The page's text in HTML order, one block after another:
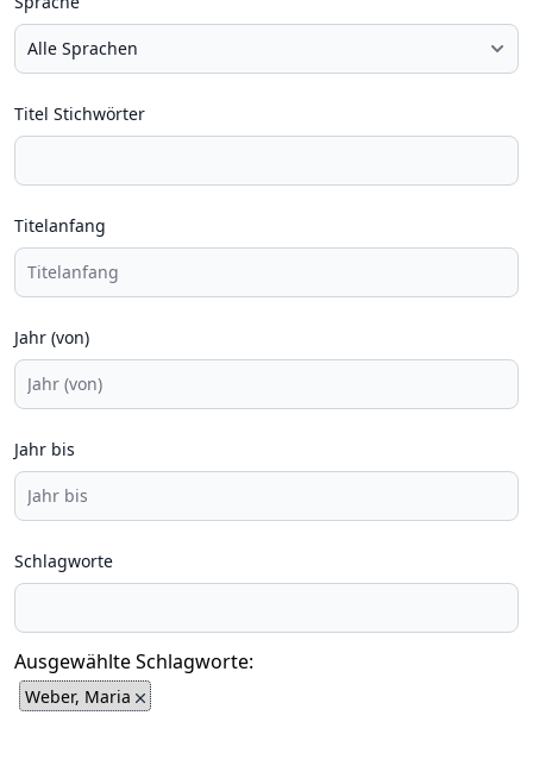
Titel Stichwörter
Titelanfang
Jahr (von)
Jahr bis
Schlagworte
Ausgewählte Schlagworte:
Weber, Maria